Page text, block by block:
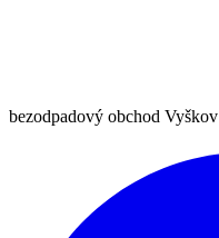
bezodpadový obchod Vyškov